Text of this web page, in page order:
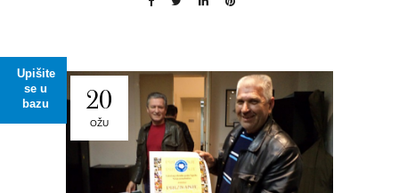
Upišite
se u
bazu
20
OŽU